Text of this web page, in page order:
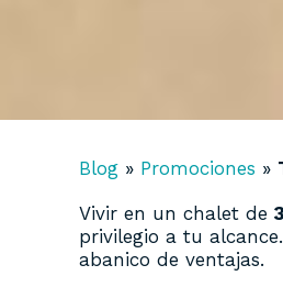
Blog » Promociones »
Vivir en un chalet de
privilegio a tu
abanico de ventajas.